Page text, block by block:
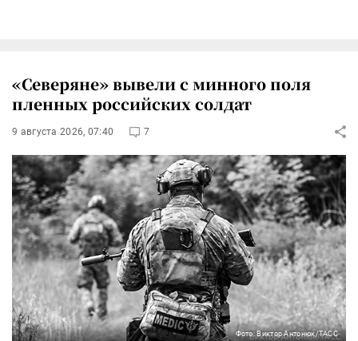
«Северяне» вывели с минного поля
пленных российских солдат
9 августа 2026, 07:40 7
Фото: Виктор Антонюк/ТАСС